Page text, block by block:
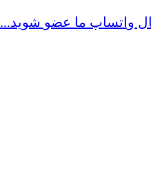
واتساپ ما عضو شوید...